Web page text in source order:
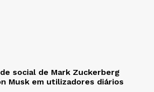
social de Mark Zuckerberg
Musk em utilizadores diários